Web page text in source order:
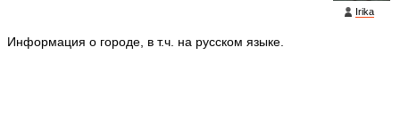
Irika
Информация о городе, в т.ч. на русском языке.